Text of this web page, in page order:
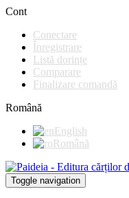
Cont
Conectare
Înregistrare
Listă dorințe
Comparare
Finalizare comandă
Română
English
Română
Toggle navigation